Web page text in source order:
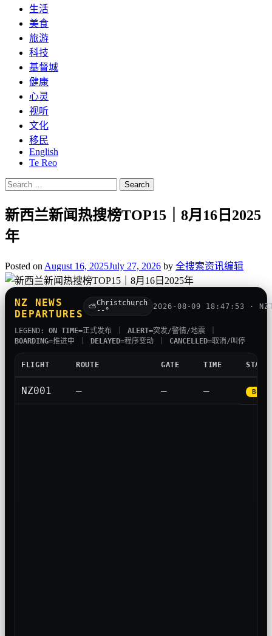
生活
美食
旅游
科技
基督城
健康
心灵
视听
文化
移民
English
Te Reo
Search
for:
新西兰新闻热搜榜TOP15｜8月16日2025
年
Posted on August 16, 2025July 27, 2026 by 全搜索资讯编辑
NZ NEWS
DEPARTURES
⛅Christchurch
--°
2026-08-09 18:47:53 ·
LEGEND: ON TIME=正式发布 ｜ ALERT=突发/警情/地震 ｜
BOARDING=推进中 ｜ DELAYED=程序变动 ｜ CANCELLED=取消/叫停
FLIGHT ROUTE GATE TIME
N Z001 — — —